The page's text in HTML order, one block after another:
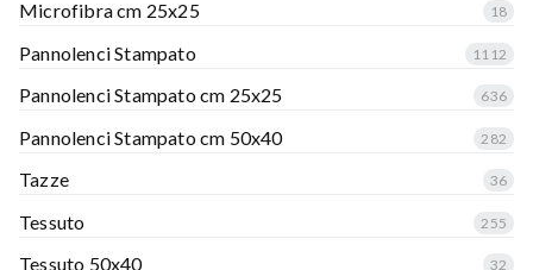
Microfibra cm 25x25 18
Pannolenci Stampato 1112
Pannolenci Stampato cm 25x25 636
Pannolenci Stampato cm 50x40 282
Tazze 36
Tessuto 255
Tessuto 50x40 32